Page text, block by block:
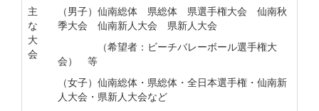
主
な
大
会
（男子）仙南総体 県総体 県選手権大会 仙南秋
季大会 仙南新人大会 県新人大会
（希望者：ビーチバレーボール選手権大
会） 等
（女子）仙南総体・県総体・全日本選手権・仙南新
人大会・県新人大会など